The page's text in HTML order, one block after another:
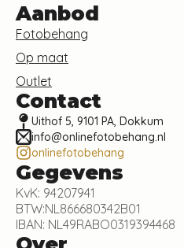
Aanbod
Fotobehang
Op maat
Outlet
Contact
Uithof 5, 9101 PA, Dokkum
info@onlinefotobehang.nl
onlinefotobehang
Gegevens
KvK: 94207941
BTW:NL866680342B01
IBAN: NL49RABO0319394468